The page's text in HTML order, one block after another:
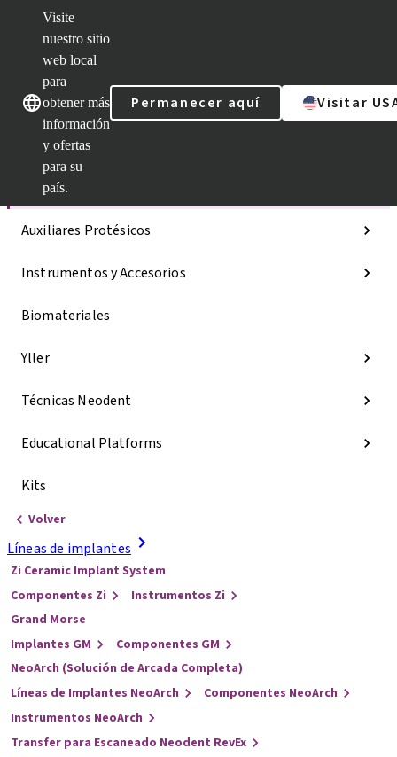
Visite
nuestro sitio
web local
para
obtener más
información
y ofertas
para su
país.
Permanecer aquí Visitar
Categorías
Líneas de implantes
Auxiliares Protésicos
Instrumentos y Accesorios
Biomateriales
Yller
Técnicas Neodent
Educational Platforms
Kits
Volver
Líneas de implantes
Zi Ceramic Implant System
Componentes Zi
Instrumentos Zi
Grand Morse
Implantes GM
Componentes GM
NeoArch (Solución de Arcada Completa)
Líneas de Implantes NeoArch
Componentes NeoArch
Instrumentos NeoArch
Transfer para Escaneado Neodent RevEx